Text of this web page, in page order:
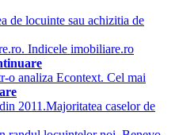
de locuinte sau achizitia de
Indicele imobiliare.ro
o analiza Econtext. Cel mai
2011.Majoritatea caselor de